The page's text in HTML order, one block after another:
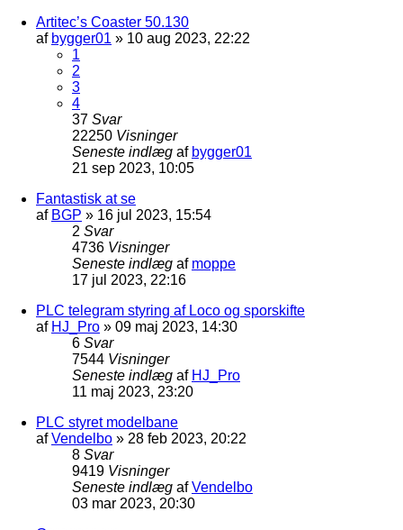
Artitec’s Coaster 50.130
af bygger01 » 10 aug 2023, 22:22
1
2
3
4
37 Svar
22250 Visninger
Seneste indlæg af bygger01
21 sep 2023, 10:05
Fantastisk at se
af BGP » 16 jul 2023, 15:54
2 Svar
4736 Visninger
Seneste indlæg af moppe
17 jul 2023, 22:16
PLC telegram styring af Loco og sporskifte
af HJ_Pro » 09 maj 2023, 14:30
6 Svar
7544 Visninger
Seneste indlæg af HJ_Pro
11 maj 2023, 23:20
PLC styret modelbane
afVendelbo » 28 feb 2023, 20:22
8 Svar
9419 Visninger
Seneste indlæg afVendelbo
03 mar 2023, 20:30